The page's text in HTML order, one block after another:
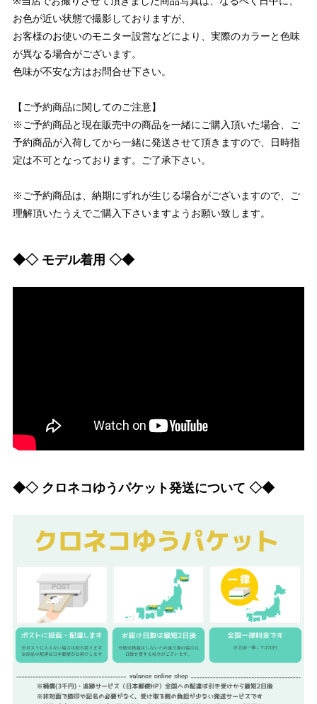
お色が近い状態で撮影しておりますが、
お客様のお使いのモニター設営などにより、実際のカラーと色味
が異なる場合がございます。
色味が不安な方はお問合せ下さい。
【ご予約商品に関してのご注意】
※ご予約商品と現在販売中の商品を一緒にご購入頂いた場合、ご
予約商品が入荷してから一緒に発送させて頂きますので、日時指
定は不可となっております。ご了承下さい。
※ご予約商品は、納期にずれが生じる場合がございますので、ご
理解頂いたうえでご購入下さいますようお願い致します。
◆◇ モデル着用 ◇◆
◆◇ クロネコゆうパケット発送について ◇◆